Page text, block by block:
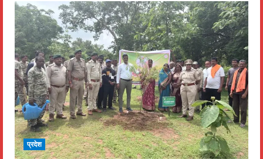
प्रदेश